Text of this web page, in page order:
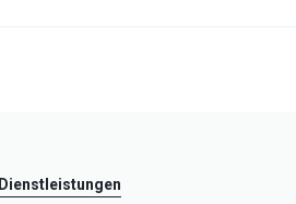
Dienstleistungen